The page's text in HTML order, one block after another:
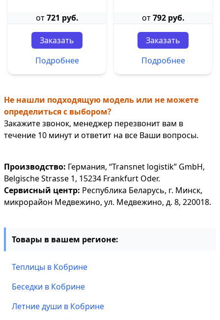
от721 руб.
Заказать
Подробнее
от792 руб.
Заказать
Подробнее
Не нашли подходящую модель или не можете
определиться с выбором?
Закажите звонок, менеджер перезвонит вам в
течение 10 минут и ответит на все Ваши вопросы.
Производство: Германия, “Transnet logistik” GmbH,
Belgische Strasse 1, 15234 Frankfurt Oder.
Сервисный центр: Республика Беларусь, г. Минск,
микрорайон Медвежино, ул. Медвежино, д. 8, 220018.
Товары в вашем регионе:
Теплицы в Кобрине
Беседки в Кобрине
Летние души в Кобрине